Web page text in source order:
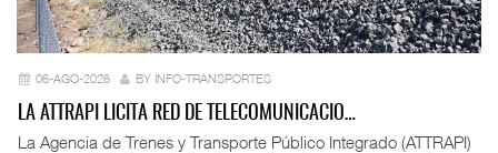
06-AGO-2026 BY INFO-TRANSPORTES
LA ATTRAPI LICITA RED DE TELECOMUNICACIO…
La Agencia de Trenes y Transporte Público Integrado (ATTRAPI)